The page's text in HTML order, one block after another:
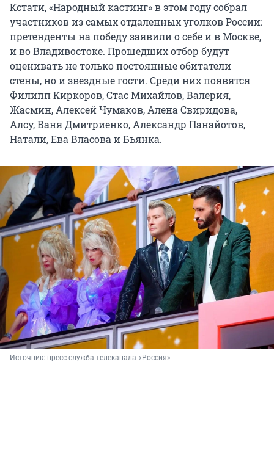
Кстати, «Народный кастинг» в этом году собрал
участников из самых отдаленных уголков России:
претенденты на победу заявили о себе и в Москве,
и во Владивостоке. Прошедших отбор будут
оценивать не только постоянные обитатели
стены, но и звездные гости. Среди них появятся
Филипп Киркоров, Стас Михайлов, Валерия,
Жасмин, Алексей Чумаков, Алена Свиридова,
Алсу, Ваня Дмитриенко, Александр Панайотов,
Натали, Ева Власова и Бьянка.
Источник: пресс-служба телеканала «Россия»